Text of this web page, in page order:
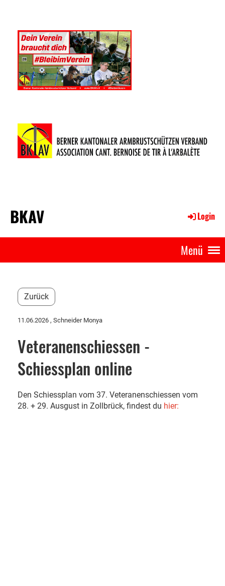
BKAV Login
Menü
Zurück
11.06.2026 , Schneider Monya
Veteranenschiessen -
Schiessplan online
Den Schiessplan vom 37. Veteranenschiessen vom
28. + 29. Ausgust in Zollbrück, findest du hier: